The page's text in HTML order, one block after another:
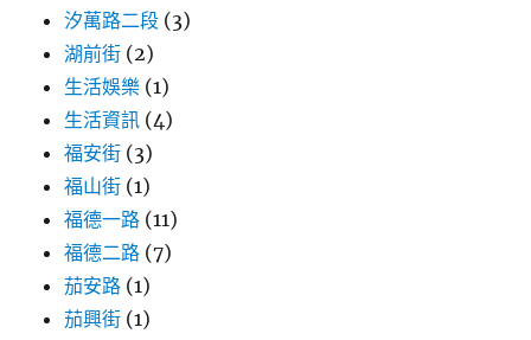
汐萬路二段 (3)
湖前街 (2)
生活娛樂 (1)
生活資訊 (4)
福安街 (3)
福山街 (1)
福德一路 (11)
福德二路 (7)
茄安路 (1)
茄興街 (1)